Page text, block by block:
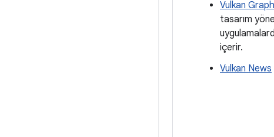
Vulkan
tasarım
içerir.
Vulkan News